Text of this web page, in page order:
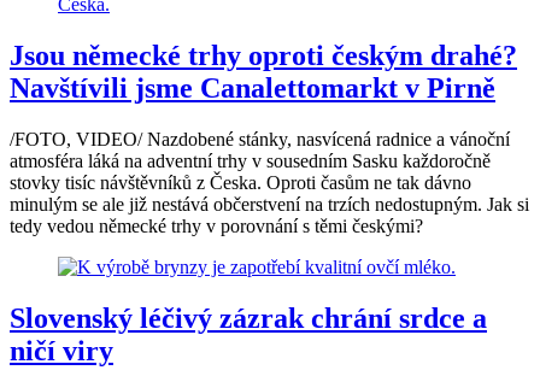
Jsou německé trhy oproti českým drahé?
Navštívili jsme Canalettomarkt v Pirně
/FOTO, VIDEO/ Nazdobené stánky, nasvícená radnice a vánoční
atmosféra láká na adventní trhy v sousedním Sasku každoročně
stovky tisíc návštěvníků z Česka. Oproti časům ne tak dávno
minulým se ale již nestává občerstvení na trzích nedostupným. Jak si
tedy vedou německé trhy v porovnání s těmi českými?
Slovenský léčivý zázrak chrání srdce a
ničí viry